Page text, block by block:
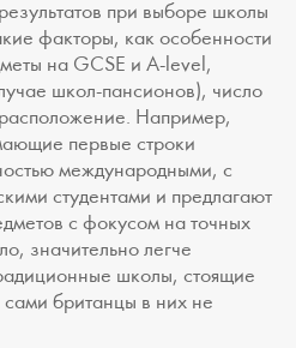
при выборе школы
факторы, как особенности
на GCSE и A-level,
школ-пансионов), число
Например,
первые строки
международными, с
студентами и предлагают
с фокусом на точных
значительно легче
школы, стоящие
британцы в них не